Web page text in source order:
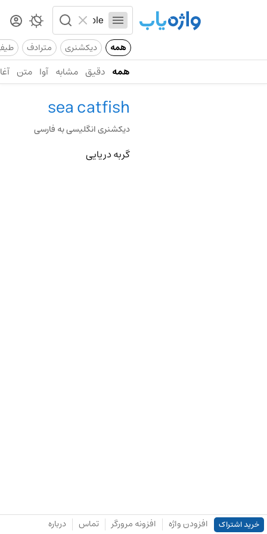
همه دیکشنری مترادف
همه دقیق مشابه آوا متن
sea catfish
دیکشنری انگلیسی به فارسی
گربه دریایی
خرید اشتراک افزودن واژه افزونه مرورگر تماس درباره